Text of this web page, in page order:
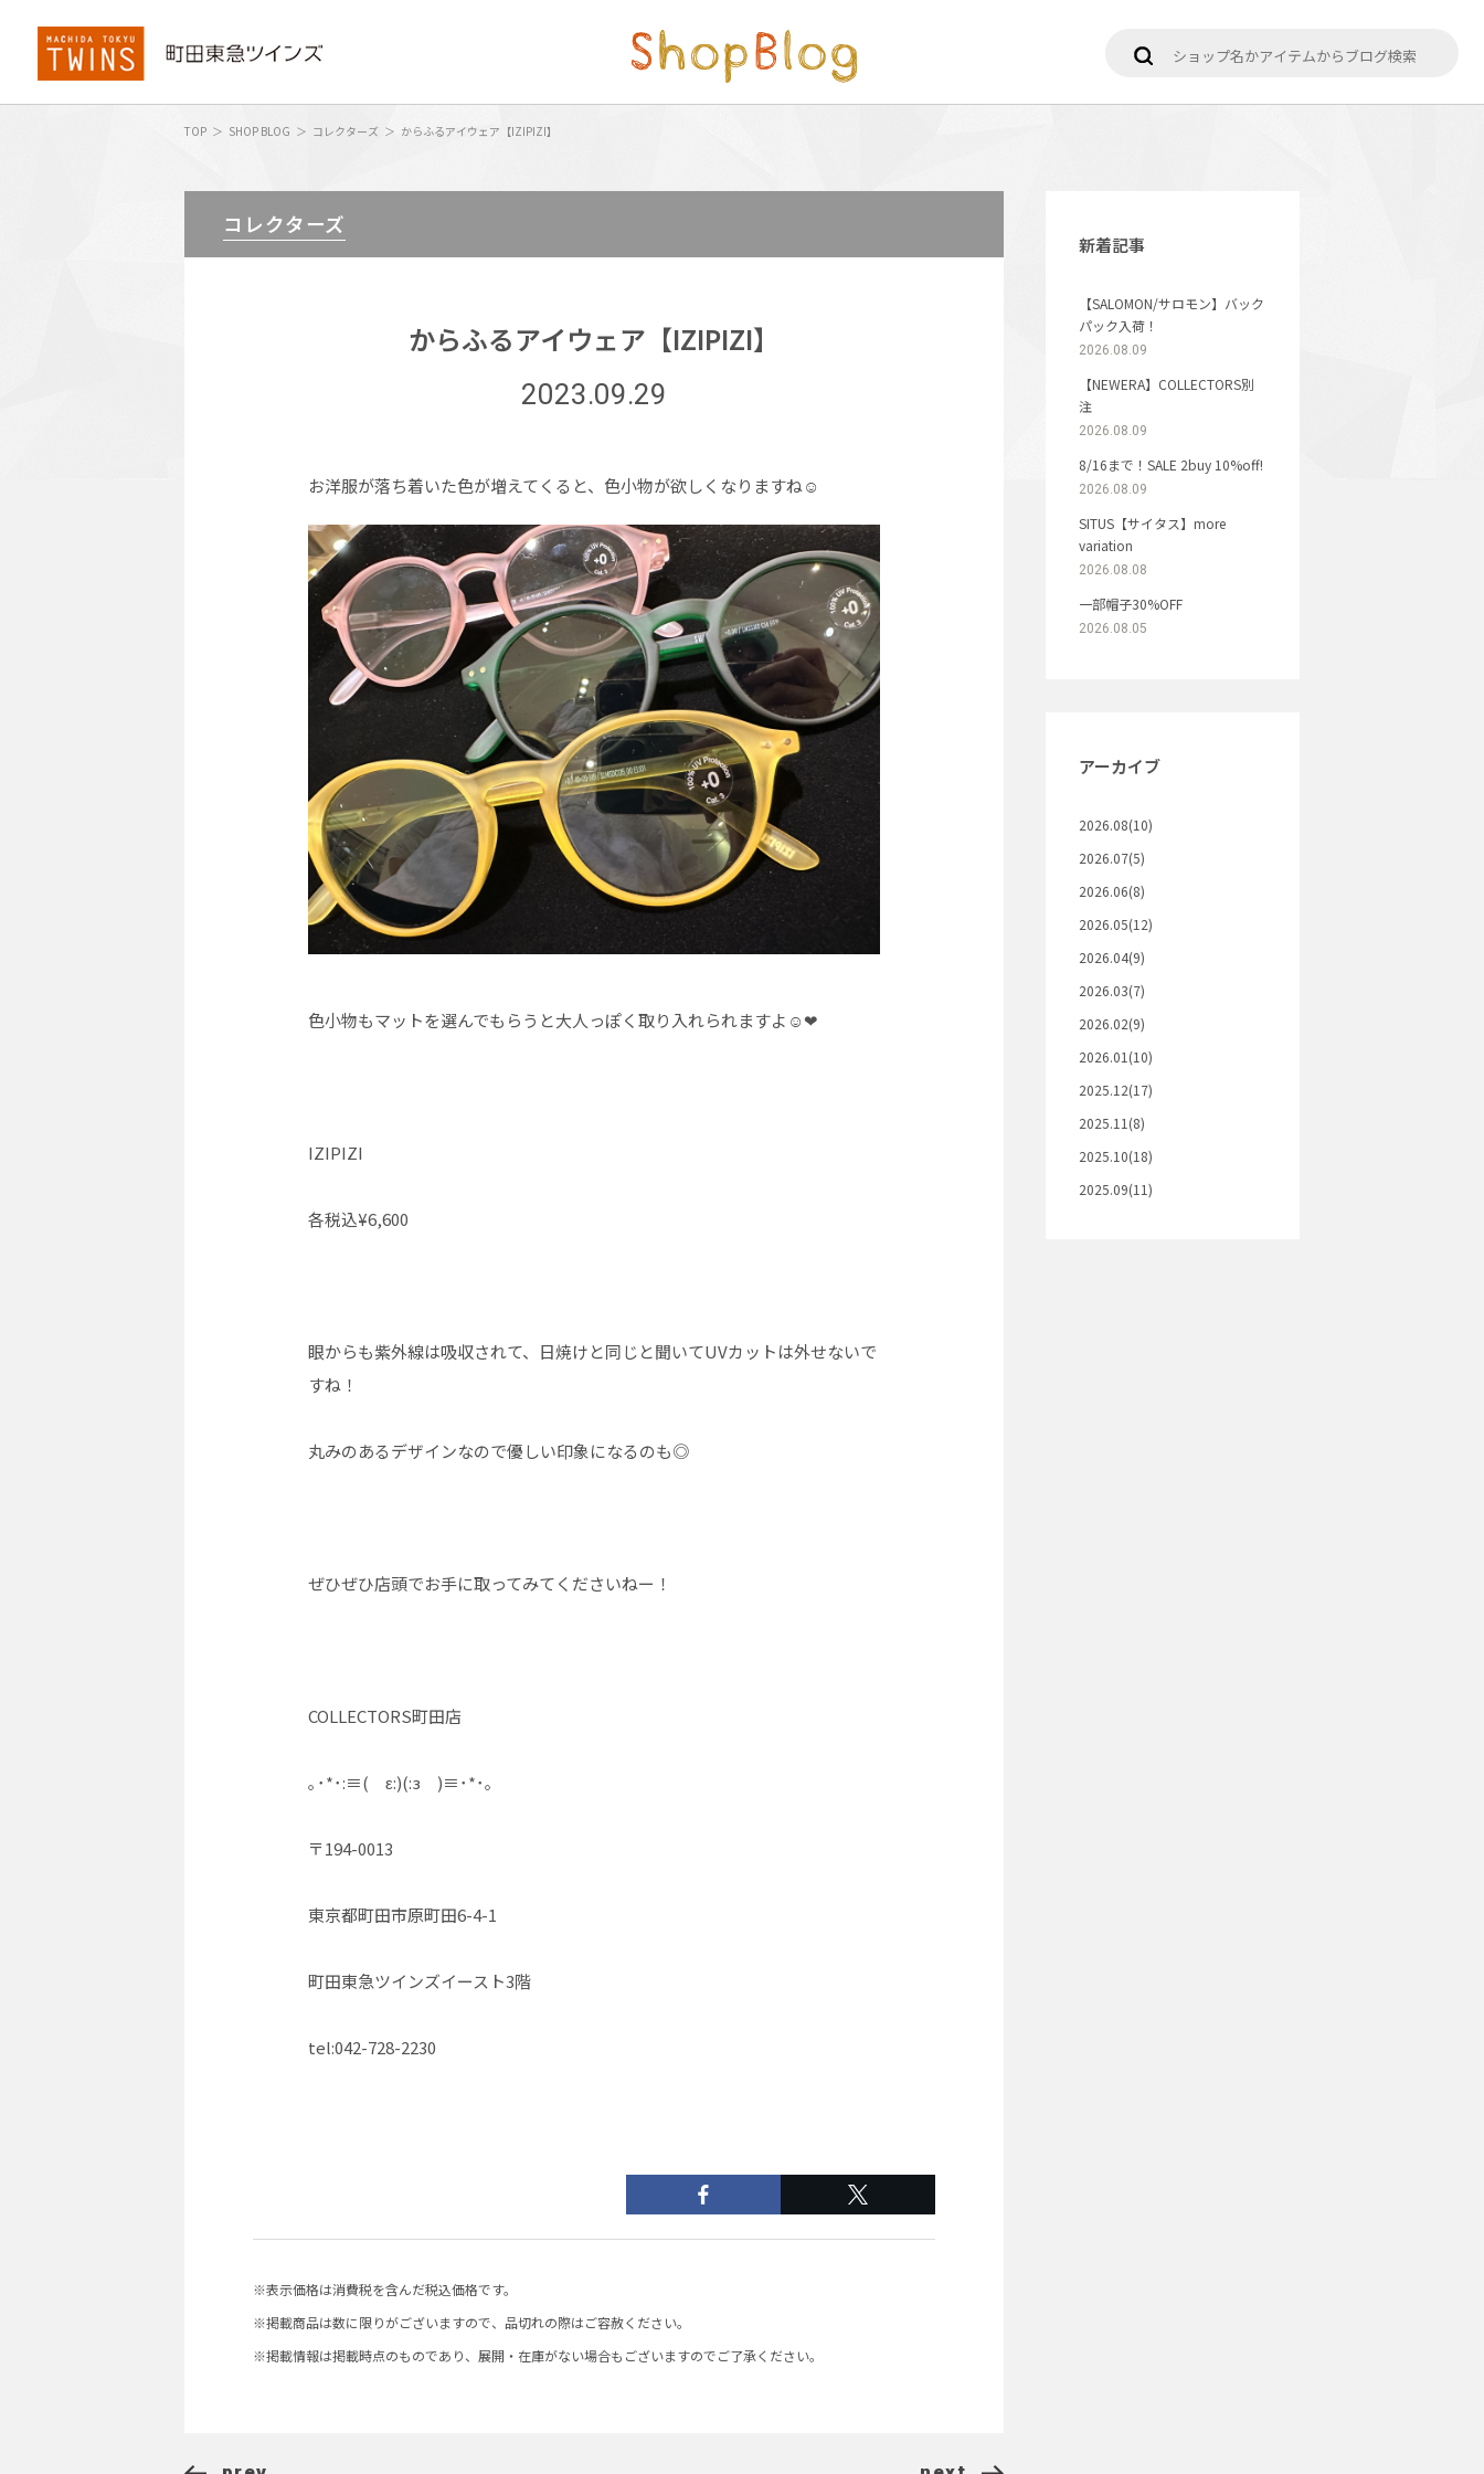
TOP SHOP BLOG コレクターズ からふるアイウェア【IZIPIZI】
コレクターズ
からふるアイウェア【IZIPIZI】
2023.09.29
お洋服が落ち着いた色が増えてくると、色小物が欲しくなりますね☺︎
色小物もマットを選んでもらうと大人っぽく取り入れられますよ☺︎❤︎
IZIPIZI
各税込¥6,600
眼からも紫外線は吸収されて、日焼けと同じと聞いてUVカットは外せないで
すね！
丸みのあるデザインなので優しい印象になるのも◎
ぜひぜひ店頭でお手に取ってみてくださいねー！
COLLECTORS町田店
｡･*･:≡( ε:)(:з )≡･*･｡
〒194-0013
東京都町田市原町田6-4-1
町田東急ツインズイースト3階
tel:042-728-2230
※表示価格は消費税を含んだ税込価格です。
※掲載商品は数に限りがございますので、品切れの際はご容赦ください。
※掲載情報は掲載時点のものであり、展開・在庫がない場合もございますのでご了承ください。
新着記事
【SALOMON/サロモン】バック
パック入荷！
2026.08.09
【NEWERA】COLLECTORS別
注
2026.08.09
8/16まで！SALE 2buy 10%off!
2026.08.09
SITUS【サイタス】more
variation
2026.08.08
一部帽子30%OFF
2026.08.05
アーカイブ
2026.08(10)
2026.07(5)
2026.06(8)
2026.05(12)
2026.04(9)
2026.03(7)
2026.02(9)
2026.01(10)
2025.12(17)
2025.11(8)
2025.10(18)
2025.09(11)